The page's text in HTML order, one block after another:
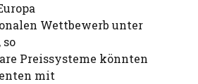
Wettbewerb unter
so
Preissysteme könnten
mit